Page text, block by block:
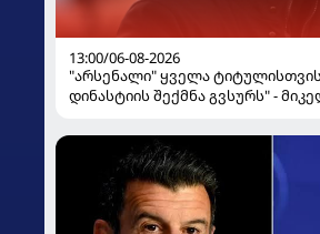
13:00/06-08-2026
"არსენალი" ყველა
დინასტიის შექმნა გვსურს" -